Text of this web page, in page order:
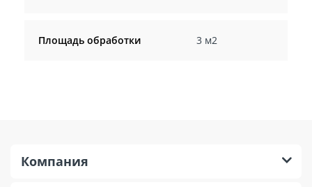
Площадь обработки 3 м2
Компания